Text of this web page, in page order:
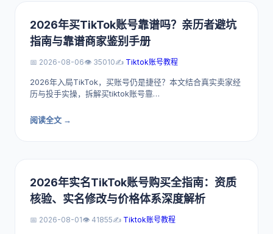
2026年买TikTok账号靠谱吗？亲历者避坑
指南与靠谱商家鉴别手册
📅 2026-08-06👁️ 35010✍️ Tiktok账号教程
2026年入局TikTok，买账号仍是捷径？本文结合真实卖家经
历与投手实操，拆解买tiktok账号靠…
阅读全文 →
2026年实名TikTok账号购买全指南：资质
核验、实名修改与价格体系深度解析
📅 2026-08-01👁️ 41855✍️ Tiktok账号教程